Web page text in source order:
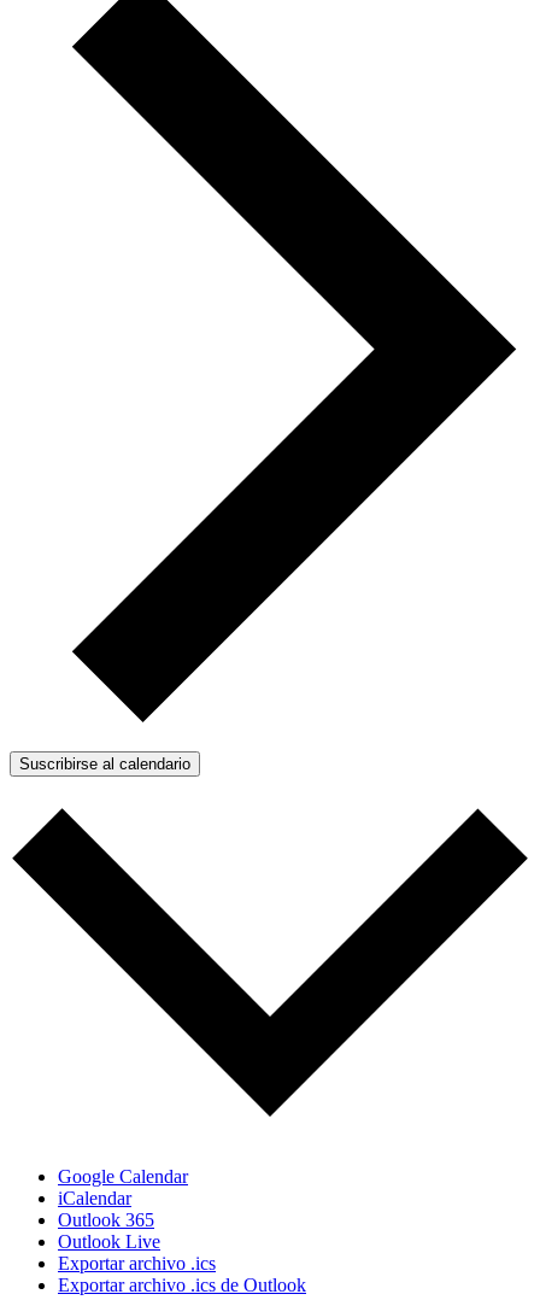
Suscribirse al calendario
Google Calendar
iCalendar
Outlook 365
Outlook Live
Exportar archivo .ics
Exportar archivo .ics de Outlook